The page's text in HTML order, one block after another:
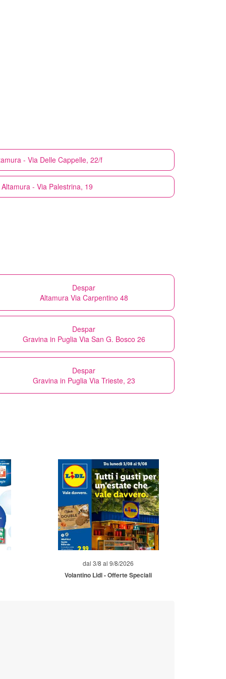
- Via Delle Cappelle, 22/f
Altamura - Via Palestrina, 19
Despar
Altamura Via Carpentino 48
Despar
Gravina in Puglia Via San G. Bosco 26
Despar
Gravina in Puglia Via Trieste, 23
dal 3/8 al 9/8/2026
Volantino Lidl - Offerte Speciali